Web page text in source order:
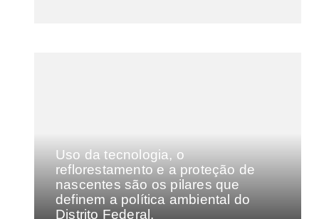
Uso da tecnologia, o
reflorestamento e a proteção de
nascentes são os pilares que
definem a política ambiental do
Distrito Federal.